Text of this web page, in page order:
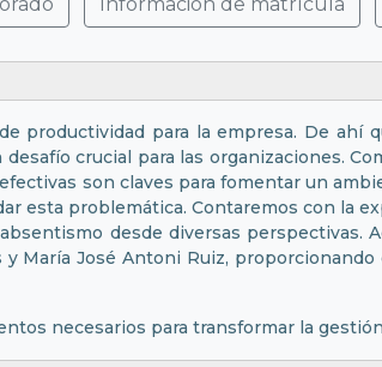
productividad para la empresa. De ahí
crucial para las organizaciones.
son claves para fomentar un
esta problemática. Contaremos con la
desde diversas perspectivas.
María José Antoni Ruiz,
necesarios para transformar la